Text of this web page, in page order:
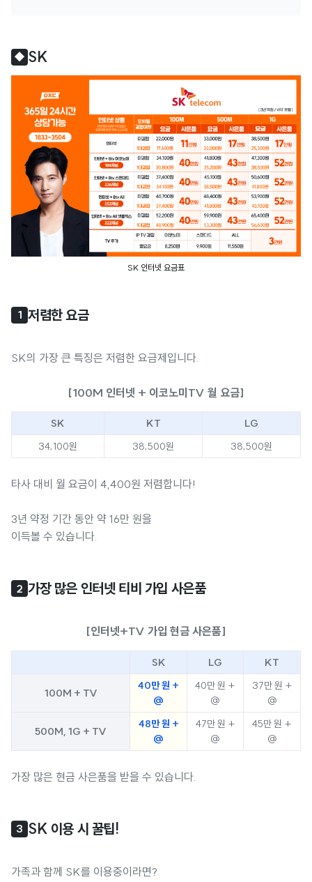
◆ SK
SK 인터넷 요금표
1 저렴한 요금
SK의 가장 큰 특징은 저렴한 요금제입니다.
[100M 인터넷 + 이코노미TV 월 요금]
SK KT
LG
34,100원
38,500원 38,500원
타사 대비 월 요금이 4,400원 저렴합니다!
3년 약정 기간 동안 약 16만 원을
이득볼 수 있습니다.
2 가장 많은 인터넷 티비 가입 사은품
[인터넷+TV 가입 현금 사은품]
SK LG KT
100M + TV
40만 원 +
@
40만 원 +
@
37만 원 +
@
500M, 1G + TV
48만 원 +
@
47만 원 +
@
45만 원 +
@
가장 많은 현금 사은품을 받을 수 있습니다.
3 SK 이용 시 꿀팁!
가족과 함께 SK를 이용중이라면?